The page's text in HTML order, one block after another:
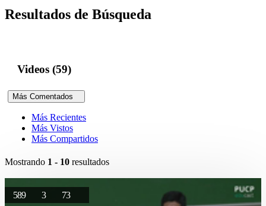
Resultados de Búsqueda
Videos (59)
Más Comentados
Más Recientes
Más Vistos
Más Compartidos
Mostrando 1 - 10 resultados
589 3 73